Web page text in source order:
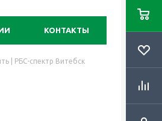
КОНТАКТЫ
| РБС-спектр Витебск